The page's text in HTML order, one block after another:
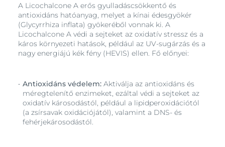
A Licochalcone A erős gyulladáscsökkentő és
antioxidáns hatóanyag, melyet a kínai édesgyökér
(Glycyrrhiza inflata) gyökeréből vonnak ki. A
Licochalcone A védi a sejteket az oxidatív stressz és a
káros környezeti hatások, például az UV-sugárzás és a
nagy energiájú kék fény (HEVIS) ellen. Fő előnyei:
Antioxidáns védelem: Aktiválja az antioxidáns és
méregtelenítő enzimeket, ezáltal védi a sejteket az
oxidatív károsodástól, például a lipidperoxidációtól
(a zsírsavak oxidációjától), valamint a DNS- és
fehérjekárosodástól.